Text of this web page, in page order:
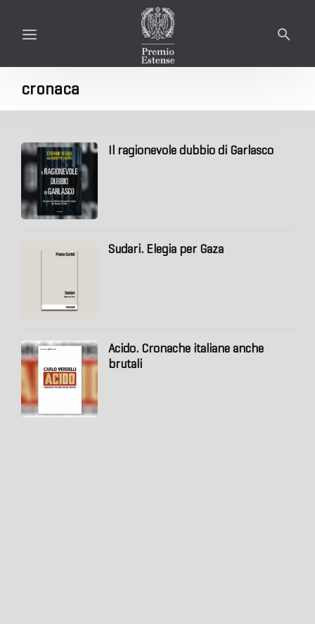
cronaca
Il ragionevole dubbio di Garlasco
Sudari. Elegia per Gaza
Acido. Cronache italiane anche
brutali